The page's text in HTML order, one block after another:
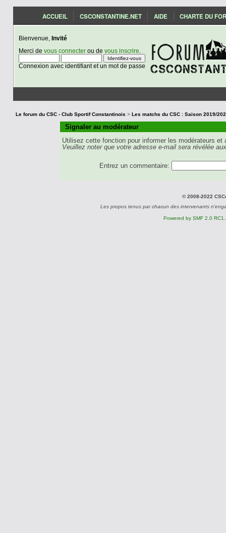
ACCUEIL CSCONSTANTINE.NET AIDE CHARTE DU
Bienvenue, Invité
Merci de vous connecterou de vous inscrire
Connexion avec identifiant et un mot de passe
Le forum du CSC - Club Sportif Constantinois >
Signaler au modérateur
Utilisez cette fonction pour informer les modérateurs
Veuillez noter que votre adresse e-mail sera révélée
Entrez un commentaire:
© 2008-2022
Les propos tenus par chacun des intervenants
Powered by SMF 2.0